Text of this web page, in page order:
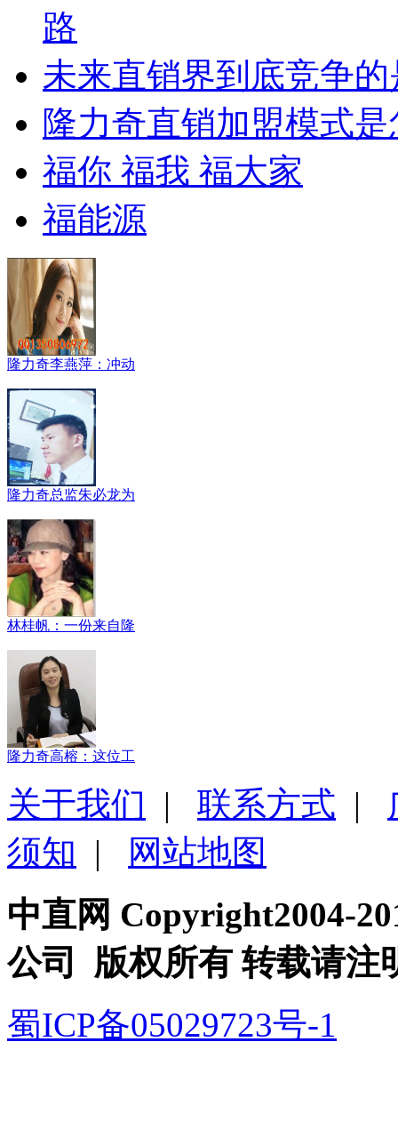
路
未来直销界到底竞争
隆力奇直销加盟模式
福你 福我 福大家
福能源
隆力奇李燕萍：冲动
隆力奇总监朱必龙为
林桂帆：一份来自隆
隆力奇高榕：这位工
关于我们 | 联系方式 |
须知 |
网站地图
中直网 Copyright2004-
公司 版权所有 转载请注
蜀ICP备05029723号-1